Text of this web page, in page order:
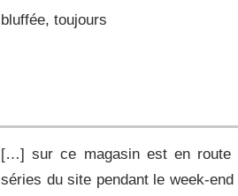
bluffée, toujours
[…] sur ce magasin est en route
séries du site pendant le week-